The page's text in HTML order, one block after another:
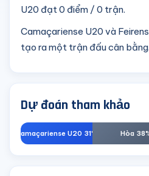
U20 đạt 0 điểm / 0 trận.
Camaçariense U20 và
tạo ra một trận đấu cân bằng.
Dự đoán tham khảo
Camaçariense U20 31% Hòa